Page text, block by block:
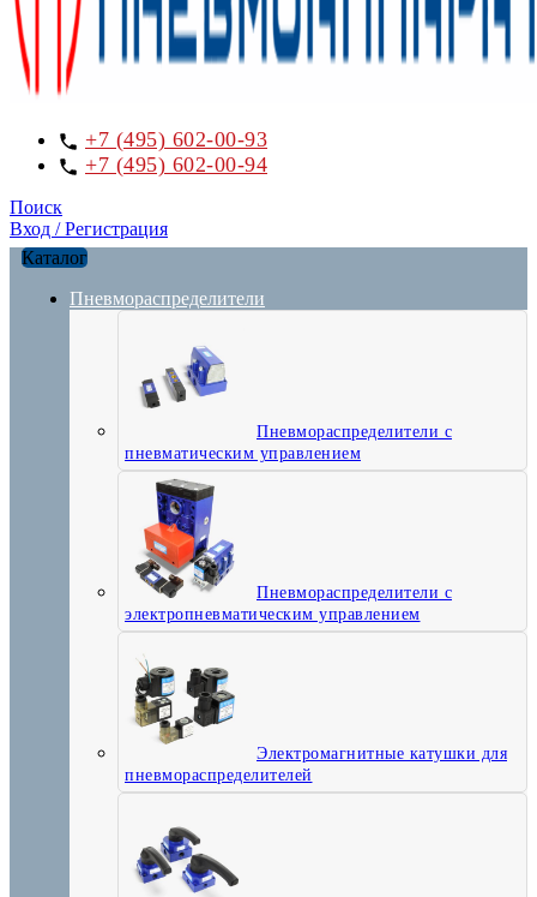
+7 (495) 602-00-93
+7 (495) 602-00-94
Поиск
Вход / Регистрация
Каталог
Пневмораспределители
Пневмораспределители с
пневматическим управлением
Пневмораспределители с
электропневматическим управлением
Электромагнитные катушки для
пневмораспределителей